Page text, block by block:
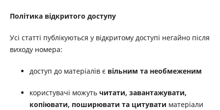
Політика відкритого доступу
Усі статті публікуються у відкритому доступі негайно після
виходу номера:
доступ до матеріалів є вільним та необмеженим
користувачі можуть читати, завантажувати,
копіювати, поширювати та цитувати матеріали